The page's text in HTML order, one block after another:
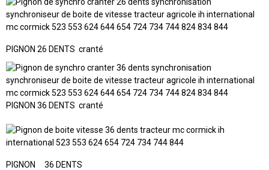
PIGNON 26 DENTS cranté
PIGNON 36 DENTS cranté
PIGNON 36 DENTS